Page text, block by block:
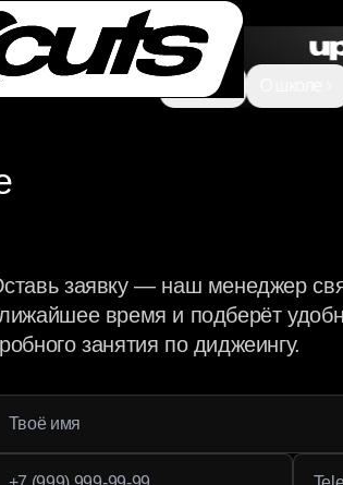
Курсы
заявку — наш менеджер
время и подберёт
занятия по диджеингу.